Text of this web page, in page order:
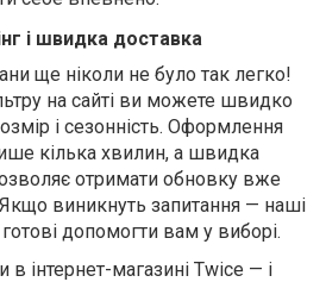
і швидка доставка
ще ніколи не було так легко!
на сайті ви можете швидко
і сезонність. Оформлення
кілька хвилин, а швидка
отримати обновку вже
виникнуть запитання — наші
допомогти вам у виборі.
в інтернет-магазині Twice — і